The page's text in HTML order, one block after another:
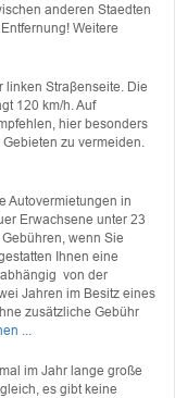
anderen Staedten
Weitere
linken Straβenseite. Die
120 km/h. Auf
hier besonders
zu vermeiden.
Autovermietungen in
Erwachsene unter 23
wenn Sie
Ihnen eine
von der
Jahren im Besitz eines
zusätzliche Gebühr
...
im Jahr lange große
es gibt keine